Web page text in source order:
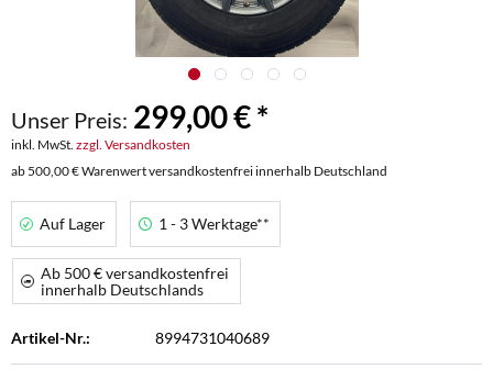
Unser Preis: 299,00 € *
inkl. MwSt. zzgl. Versandkosten
ab 500,00 € Warenwert versandkostenfrei innerhalb Deutschland
Auf Lager 1 - 3 Werktage**
Ab 500 € versandkostenfrei
innerhalb Deutschlands
Artikel-Nr.: 8994731040689